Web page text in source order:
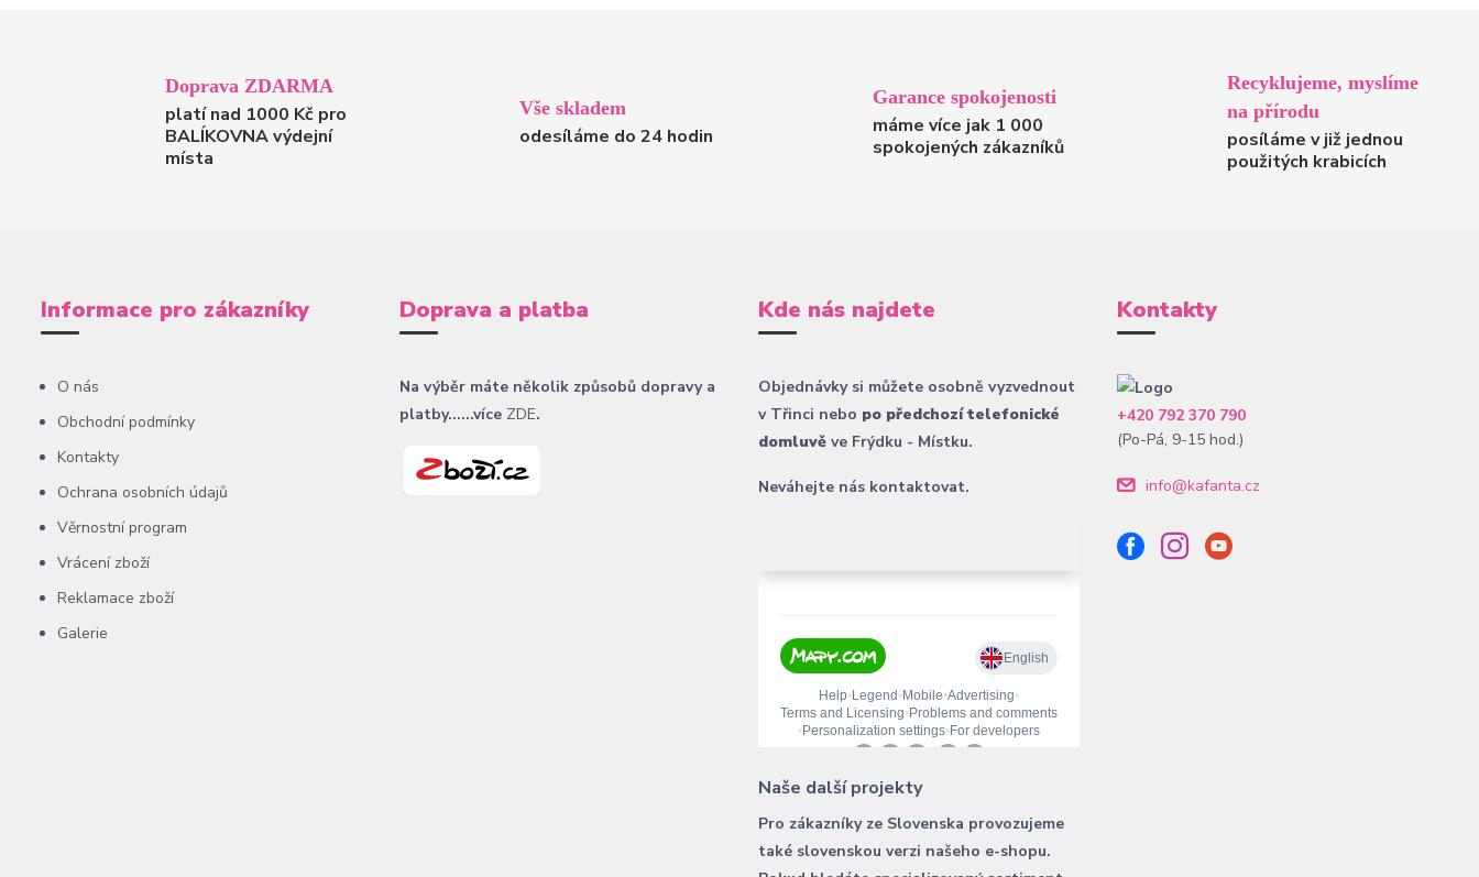
Doprava ZDARMA
platí nad 1000 Kč pro
BALÍKOVNA výdejní
místa
Vše skladem
odesíláme do 24 hodin
Garance spokojenosti
máme více jak 1 000
spokojených zákazníků
Recyklujeme, myslíme
na přírodu
posíláme v již jednou
použitých krabicích
Informace pro zákazníky
O nás
Obchodní podmínky
Kontakty
Ochrana osobních údajů
Věrnostní program
Vrácení zboží
Reklamace zboží
Galerie
Doprava a platba
Na výběr máte několik způsobů dopravy a
platby......více ZDE.
Kde nás najdete
Objednávky si můžete osobně vyzvednout
v Třinci nebo po předchozí telefonické
domluvě ve Frýdku - Místku.
Neváhejte nás kontaktovat.
Naše další projekty
Pro zákazníky ze Slovenska provozujeme
také slovenskou verzi našeho e-shopu.
Kontakty
+420 792 370 790
(Po-Pá, 9-15 hod.)
info@kafanta.cz